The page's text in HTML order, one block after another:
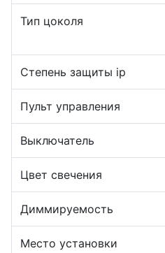
Тип цоколя
Степень защиты ip
Пульт управления
Выключатель
Цвет свечения
Диммируемость
Место установки